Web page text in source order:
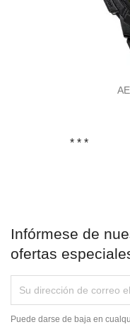
* * *
Infórmese de
ofertas
Puede darse de baja en